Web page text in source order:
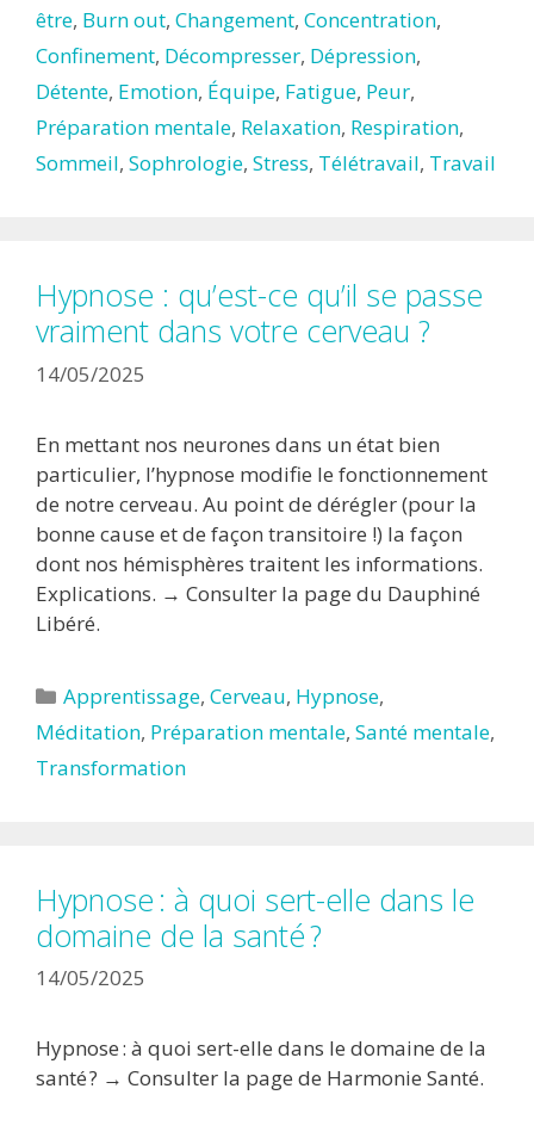
être, Burn out, Changement, Concentration,
Confinement, Décompresser, Dépression,
Détente, Emotion, Équipe, Fatigue, Peur,
Préparation mentale, Relaxation, Respiration,
Sommeil, Sophrologie, Stress, Télétravail, Travail
Hypnose : qu’est-ce qu’il se passe
vraiment dans votre cerveau ?
14/05/2025
En mettant nos neurones dans un état bien
particulier, l’hypnose modifie le fonctionnement
de notre cerveau. Au point de dérégler (pour la
bonne cause et de façon transitoire !) la façon
dont nos hémisphères traitent les informations.
Explications. → Consulter la page du Dauphiné
Libéré.
Catégories
Apprentissage,Cerveau, Hypnose,
Méditation, Préparation mentale, Santé mentale,
Transformation
Hypnose : à quoi sert-elle dans le
domaine de la santé ?
14/05/2025
Hypnose : à quoi sert-elle dans le domaine de la
santé ? → Consulter la page de Harmonie Santé.